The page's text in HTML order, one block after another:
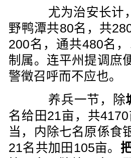
尤为治安长计，
野鸭潭共80名，共
200名，通共480名
制属。连平州提调庶
警徵召呼而不应也。
养兵一节，除
名给田21亩，共4170
当，内除七名原係食
21名共加田105亩。